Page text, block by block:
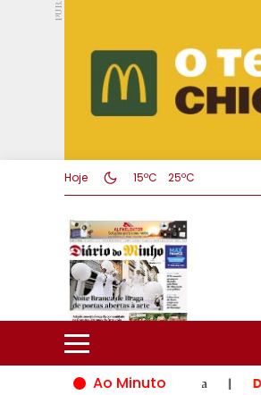
PUB.
Hoje 15ºC 25ºC
Ao Minuto
mundo da moda | D. Santiago de